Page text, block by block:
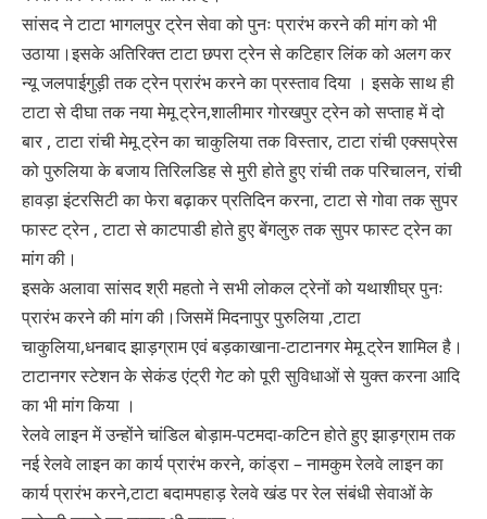
सांसद ने टाटा भागलपुर ट्रेन सेवा को पुनः प्रारंभ करने की मांग को भी
उठाया।इसके अतिरिक्त टाटा छपरा ट्रेन से कटिहार लिंक को अलग कर
न्यू जलपाईगुड़ी तक ट्रेन प्रारंभ करने का प्रस्ताव दिया । इसके साथ ही
टाटा से दीघा तक नया मेमू ट्रेन,शालीमार गोरखपुर ट्रेन को सप्ताह में दो
बार , टाटा रांची मेमू ट्रेन का चाकुलिया तक विस्तार, टाटा रांची एक्सप्रेस
को पुरुलिया के बजाय तिरिलडिह से मुरी होते हुए रांची तक परिचालन, रांची
हावड़ा इंटरसिटी का फेरा बढ़ाकर प्रतिदिन करना, टाटा से गोवा तक सुपर
फास्ट ट्रेन , टाटा से काटपाडी होते हुए बेंगलुरु तक सुपर फास्ट ट्रेन का
मांग की।
इसके अलावा सांसद श्री महतो ने सभी लोकल ट्रेनों को यथाशीघ्र पुनः
प्रारंभ करने की मांग की।जिसमें मिदनापुर पुरुलिया ,टाटा
चाकुलिया,धनबाद झाड़ग्राम एवं बड़काखाना-टाटानगर मेमू ट्रेन शामिल है।
टाटानगर स्टेशन के सेकंड एंट्री गेट को पूरी सुविधाओं से युक्त करना आदि
का भी मांग किया ।
रेलवे लाइन में उन्होंने चांडिल बोड़ाम-पटमदा-कटिन होते हुए झाड़ग्राम तक
नई रेलवे लाइन का कार्य प्रारंभ करने, कांड्रा – नामकुम रेलवे लाइन का
कार्य प्रारंभ करने,टाटा बदामपहाड़ रेलवे खंड पर रेल संबंधी सेवाओं के